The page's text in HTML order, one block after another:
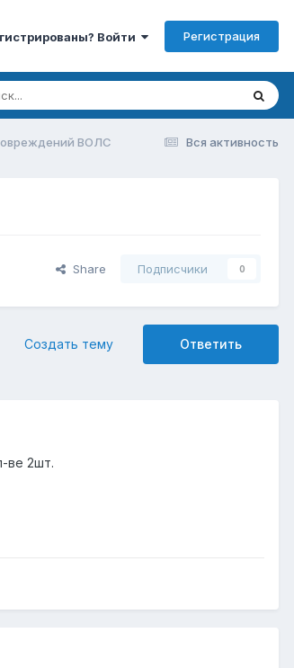
Войти Регистрация
Вся активность
ВОЛС
Share Подписчики 0
Ответить
Создать тему
ве 2шт.